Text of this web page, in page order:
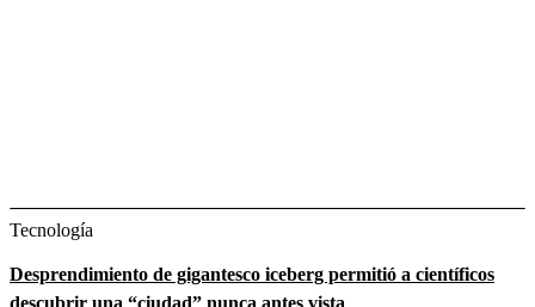
Tecnología
Desprendimiento de gigantesco iceberg permitió a científicos
descubrir una “ciudad” nunca antes vista